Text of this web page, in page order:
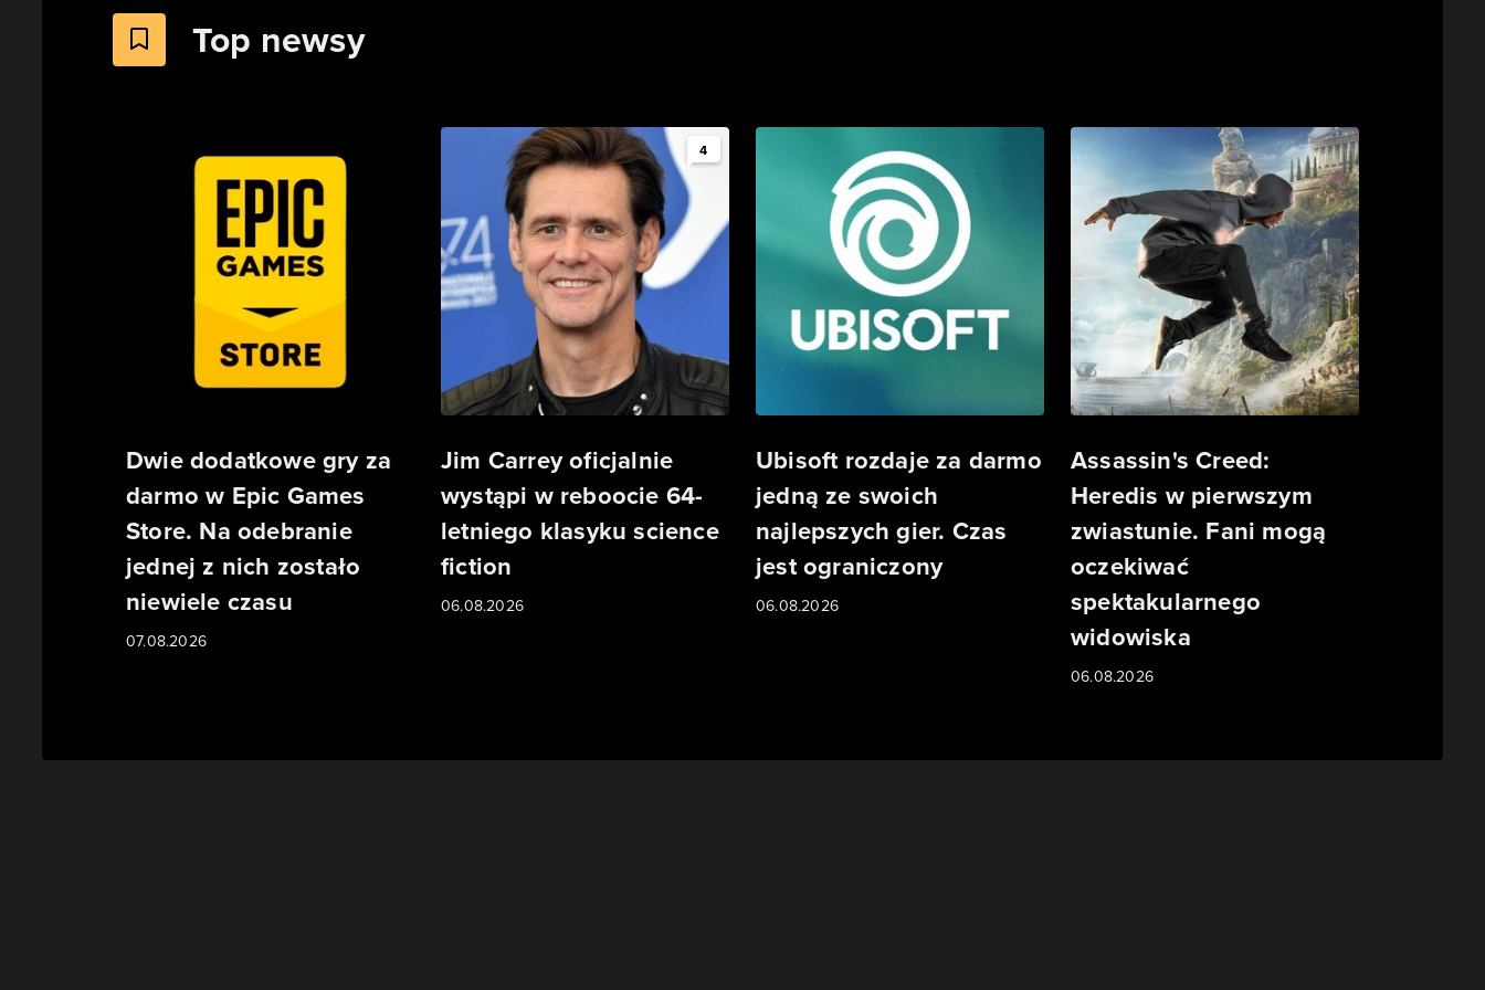
Top newsy
Dwie dodatkowe gry za
darmo w Epic Games
Store. Na odebranie
jednej z nich zostało
niewiele czasu
07.08.2026
4
Jim Carrey oficjalnie
wystąpi w reboocie 64-
letniego klasyku science
fiction
06.08.2026
Ubisoft rozdaje za darmo
jedną ze swoich
najlepszych gier. Czas
jest ograniczony
06.08.2026
Assassin's Creed:
Heredis w pierwszym
zwiastunie. Fani mogą
oczekiwać
spektakularnego
widowiska
06.08.2026